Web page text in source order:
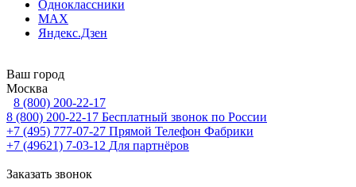
Одноклассники
MAX
Яндекс.Дзен
Ваш город
Москва
8 (800) 200-22-17
8 (800) 200-22-17 Бесплатный звонок по России
+7 (495) 777-07-27 Прямой Телефон Фабрики
+7 (49621) 7-03-12 Для партнёров
Заказать звонок